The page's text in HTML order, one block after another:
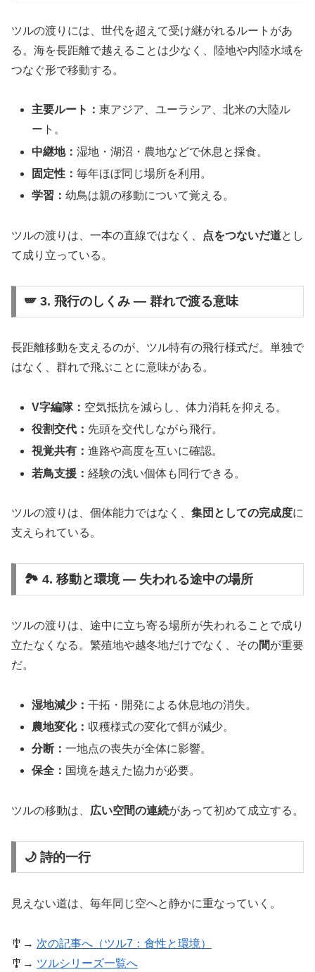
ツルの渡りには、世代を超えて受け継がれるルートがあ
る。海を長距離で越えることは少なく、陸地や内陸水域を
つなぐ形で移動する。
主要ルート：東アジア、ユーラシア、北米の大陸ル
ート。
中継地：湿地・湖沼・農地などで休息と採食。
固定性：毎年ほぼ同じ場所を利用。
学習：幼鳥は親の移動について覚える。
ツルの渡りは、一本の直線ではなく、 点をつないだ道とし
て成り立っている。
🪽 3. 飛行のしくみ ― 群れで渡る意味
長距離移動を支えるのが、ツル特有の飛行様式だ。単独で
はなく、群れで飛ぶことに意味がある。
V字編隊： 空気抵抗を減らし、体力消耗を抑える。
役割交代： 先頭を交代しながら飛行。
視覚共有：進路や高度を互いに確認。
若鳥支援：経験の浅い個体も同行できる。
ツルの渡りは、個体能力ではなく、 集団としての完成度に
支えられている。
🏞️ 4. 移動と環境 ― 失われる途中の場所
ツルの渡りは、途中に立ち寄る場所が失われることで成り
立たなくなる。繁殖地や越冬地だけでなく、その間が重要
だ。
湿地減少：干拓・開発による休息地の消失。
農地変化： 収穫様式の変化で餌が減少。
分断：一地点の喪失が全体に影響。
保全： 国境を越えた協力が必要。
ツルの移動は、 広い空間の連続があって初めて成立する。
🌙 詩的一行
見えない道は、毎年同じ空へと静かに重なっていく。
🎐→ 次の記事へ（ツル7：食性と環境）
🎐→ ツルシリーズ一覧へ